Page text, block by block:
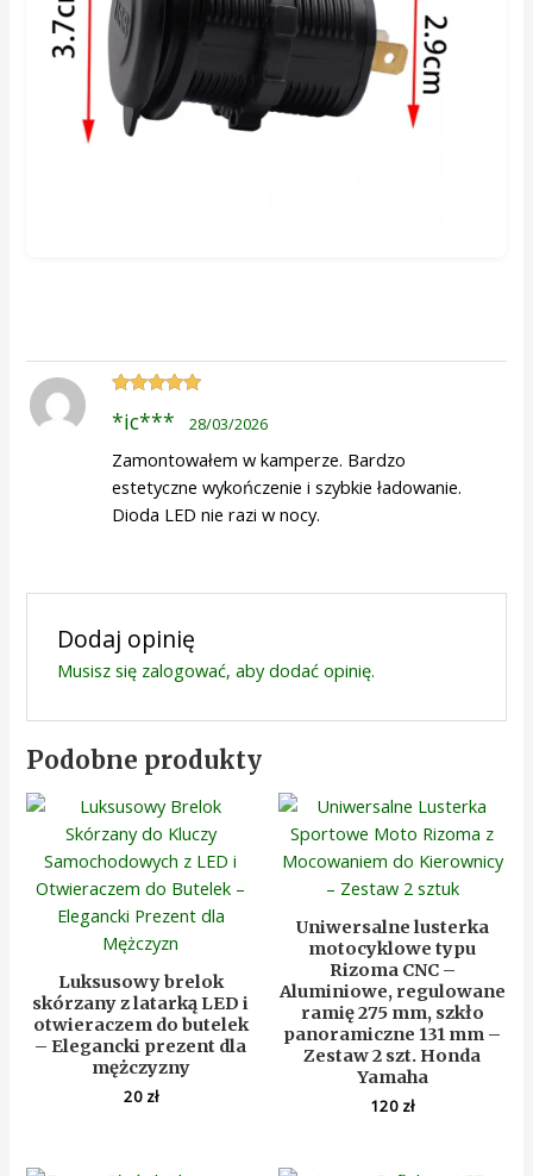
na 5
*ic*** 28/03/2026
Zamontowałem w kamperze. Bardzo
estetyczne wykończenie i szybkie ładowanie.
Dioda LED nie razi w nocy.
Dodaj opinię
Musisz się zalogować, aby dodać opinię.
Podobne produkty
Luksusowy brelok
skórzany z latarką LED i
otwieraczem do butelek
– Elegancki prezent dla
mężczyzny
20 zł
Uniwersalne lusterka
motocyklowe typu
Rizoma CNC –
Aluminiowe, regulowane
ramię 275 mm, szkło
panoramiczne 131 mm –
Zestaw 2 szt. Honda
Yamaha
120 zł